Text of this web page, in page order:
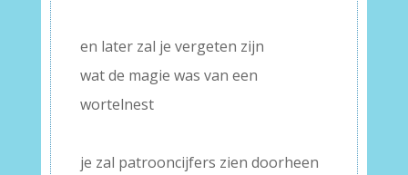
en later zal je vergeten zijn
wat de magie was van een
wortelnest
je zal patrooncijfers zien doorheen